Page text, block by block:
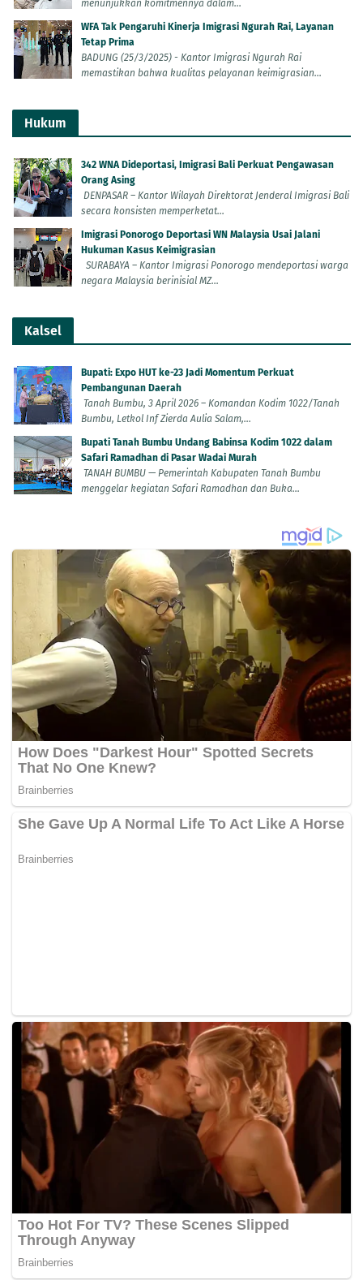
menunjukkan komitmennya dalam...
WFA Tak Pengaruhi Kinerja Imigrasi Ngurah Rai, Layanan
Tetap Prima
BADUNG (25/3/2025) - Kantor Imigrasi Ngurah Rai
memastikan bahwa kualitas pelayanan keimigrasian...
Hukum
342 WNA Dideportasi, Imigrasi Bali Perkuat Pengawasan
Orang Asing
DENPASAR – Kantor Wilayah Direktorat Jenderal Imigrasi Bali
secara konsisten memperketat...
Imigrasi Ponorogo Deportasi WN Malaysia Usai Jalani
Hukuman Kasus Keimigrasian
SURABAYA – Kantor Imigrasi Ponorogo mendeportasi warga
negara Malaysia berinisial MZ...
Kalsel
Bupati: Expo HUT ke-23 Jadi Momentum Perkuat
Pembangunan Daerah
Tanah Bumbu, 3 April 2026 – Komandan Kodim 1022/Tanah
Bumbu, Letkol Inf Zierda Aulia Salam,...
Bupati Tanah Bumbu Undang Babinsa Kodim 1022 dalam
Safari Ramadhan di Pasar Wadai Murah
TANAH BUMBU — Pemerintah Kabupaten Tanah Bumbu
menggelar kegiatan Safari Ramadhan dan Buka...